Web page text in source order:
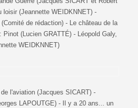
loisir (Jeannette WEIDKNNET) -
de rédaction) - Le château de la
Pinot (Lucien GRATTÉ) - Léopold Galy,
WEIDKNNET)
l'aviation (Jacques SICART) -
LAPOUTGE) - Il y a 20 ans... un